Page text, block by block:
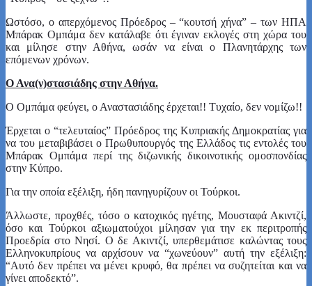
Ωστόσο, ο απερχόμενος Πρόεδρος – “κουτσή χήνα” – των ΗΠΑ
Μπάρακ Ομπάμα δεν κατάλαβε ότι έγιναν εκλογές στη χώρα του
και μίλησε στην Αθήνα, ωσάν να είναι ο Πλανητάρχης των
επόμενων χρόνων.
Ο Ανα(ν)στασιάδης στην Αθήνα.
Ο Ομπάμα φεύγει, ο Αναστασιάδης έρχεται!! Τυχαίο, δεν νομίζω!!
Έρχεται ο “τελευταίος” Πρόεδρος της Κυπριακής Δημοκρατίας για
να του μεταβιβάσει ο Πρωθυπουργός της Ελλάδος τις εντολές του
Μπάρακ Ομπάμα περί της διζωνικής δικοινοτικής ομοσπονδίας
στην Κύπρο.
Για την οποία εξέλιξη, ήδη πανηγυρίζουν οι Τούρκοι.
Άλλωστε, προχθές, τόσο ο κατοχικός ηγέτης, Μουσταφά Ακιντζί,
όσο και Τούρκοι αξιωματούχοι μίλησαν για την εκ περιτροπής
Προεδρία στο Νησί. Ο δε Ακιντζί, υπερθεμάτισε καλώντας τους
Ελληνοκυπρίους να αρχίσουν να “χωνεύουν” αυτή την εξέλιξη:
“Αυτό δεν πρέπει να μένει κρυφό, θα πρέπει να συζητείται και να
γίνει αποδεκτό”.